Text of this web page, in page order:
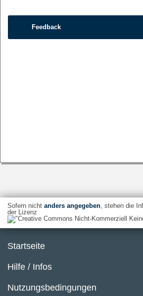
Feedback
Sofern nicht anders angegeben, stehen die
der Lizenz
Startseite
Hilfe / Infos
Nutzungsbedingungen